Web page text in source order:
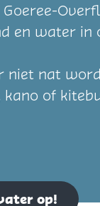
Goeree-
en water in
niet nat
kano of
op!